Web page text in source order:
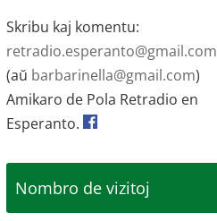
Skribu kaj komentu:
retradio.esperanto@gmail.com
(aŭ barbarinella@gmail.com)
Amikaro de Pola Retradio en
Esperanto.
Nombro de vizitoj